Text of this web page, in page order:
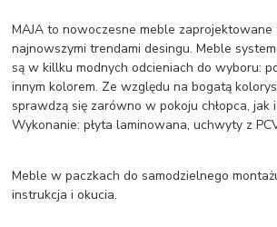
MAJA to nowoczesne meble zaprojektowane
najnowszymi trendami desingu. Meble
są w killku modnych odcieniach do wyboru:
innym kolorem. Ze względu na bogatą
sprawdzą się zarówno w pokoju chłopca, jak
Wykonanie: płyta laminowana, uchwyty z
Meble w paczkach do samodzielnego
instrukcja i okucia.